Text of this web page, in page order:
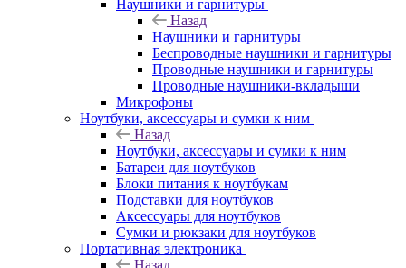
Наушники и гарнитуры
Назад
Наушники и гарнитуры
Беспроводные наушники и гарнитуры
Проводные наушники и гарнитуры
Проводные наушники-вкладыши
Микрофоны
Ноутбуки, аксессуары и сумки к ним
Назад
Ноутбуки, аксессуары и сумки к ним
Батареи для ноутбуков
Блоки питания к ноутбукам
Подставки для ноутбуков
Аксессуары для ноутбуков
Сумки и рюкзаки для ноутбуков
Портативная электроника
Назад